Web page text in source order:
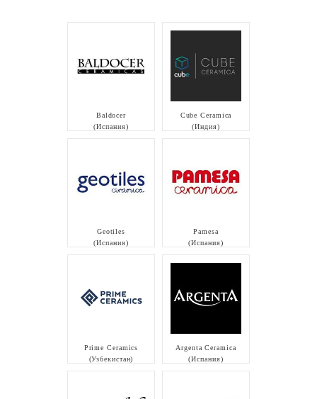
Baldocer
(Испания)
Cube Ceramica
(Индия)
Geotiles
(Испания)
Pamesa
(Испания)
Prime Ceramics
(Узбекистан)
Argenta Ceramica
(Испания)